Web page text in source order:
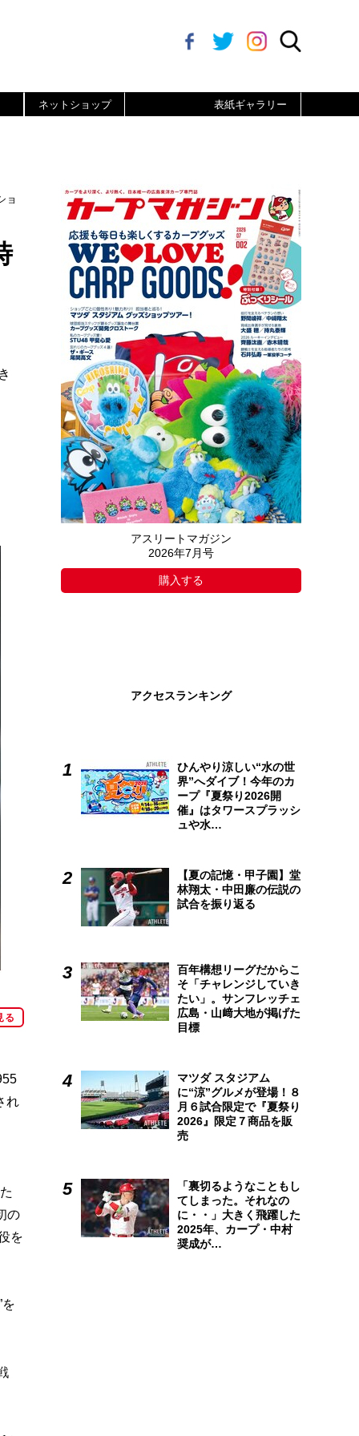
ネットショップ 表紙ギャラリー
ョ
る
れ
の
を
アスリートマガジン
2026年7月号
購入する
アクセスランキング
ひんやり涼しい“水の世
界”へダイブ！今年のカ
ープ『夏祭り2026開
催』はタワースプラッシ
ュや水…
【夏の記憶・甲子園】堂
林翔太・中田廉の伝説の
試合を振り返る
百年構想リーグだからこ
そ「チャレンジしていき
たい」。サンフレッチェ
広島・山﨑大地が掲げた
目標
マツダ スタジアム
に“涼”グルメが登場！８
月６試合限定で『夏祭り
2026』限定７商品を販
売
「裏切るようなこともし
てしまった。それなの
に・・」大きく飛躍した
2025年、カープ・中村
奨成が…